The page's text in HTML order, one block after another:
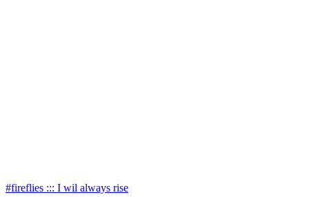
#fireflies ::: I wil always rise